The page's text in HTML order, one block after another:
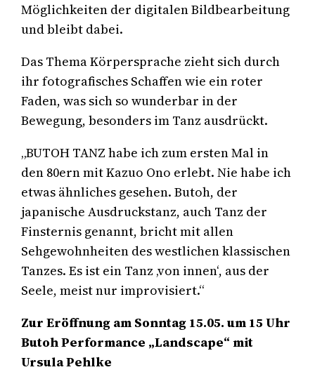
Möglichkeiten der digitalen Bildbearbeitung
und bleibt dabei.
Das Thema Körpersprache zieht sich durch
ihr fotografisches Schaffen wie ein roter
Faden, was sich so wunderbar in der
Bewegung, besonders im Tanz ausdrückt.
„BUTOH TANZ habe ich zum ersten Mal in
den 80ern mit Kazuo Ono erlebt. Nie habe ich
etwas ähnliches gesehen. Butoh, der
japanische Ausdruckstanz, auch Tanz der
Finsternis genannt, bricht mit allen
Sehgewohnheiten des westlichen klassischen
Tanzes. Es ist ein Tanz ‚von innen‘, aus der
Seele, meist nur improvisiert.“
Zur Eröffnung am Sonntag 15.05. um 15 Uhr
Butoh Performance „Landscape“ mit
Ursula Pehlke